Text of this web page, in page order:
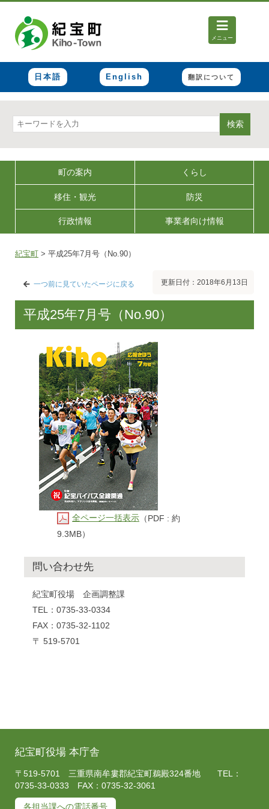
メニュー
日本語 English 翻訳について
検索
町の案内 くらし
移住・観光 防災
行政情報 事業者向け情報
紀宝町 > 平成25年7月号（No.90）
一つ前に見ていたページに戻る 更新日付：2018年6月13日
平成25年7月号（No.90）
全ページ一括表示 （PDF : 約
9.3MB）
問い合わせ先
紀宝町役場 企画調整課
TEL：0735-33-0334
FAX：0735-32-1102
〒 519-5701
紀宝町役場 本庁舎
〒519-5701 三重県南牟婁郡紀宝町鵜殿324番地 TEL：
0735-33-0333 FAX：0735-32-3061
各担当課への電話番号